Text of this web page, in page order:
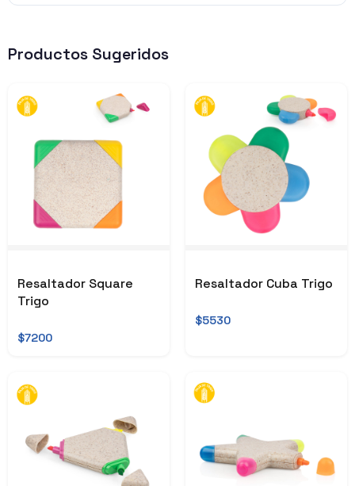
Productos Sugeridos
Resaltador Square
Trigo
$7200
Resaltador Cuba Trigo
$5530